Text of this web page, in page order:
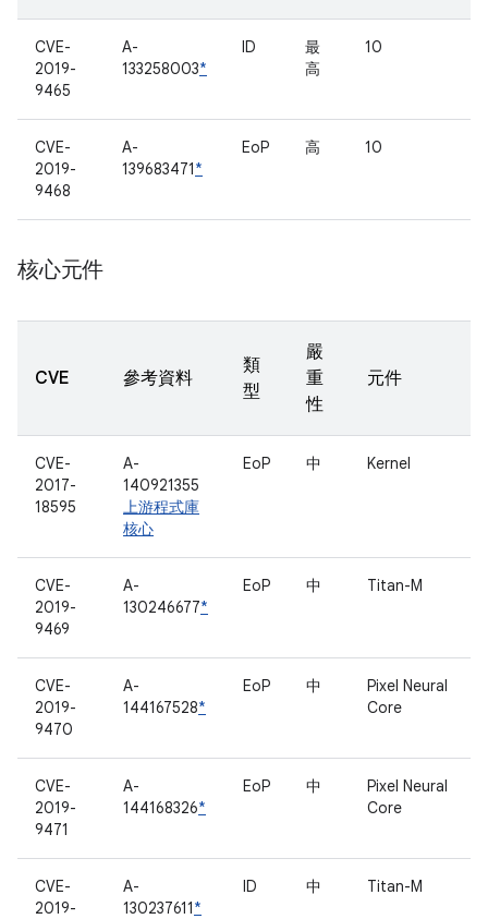
CVE-
2019-
9465
A-
133258003*
ID
最
高
10
CVE-
2019-
9468
A-
139683471*
EoP 高 10
核心元件
CVE 參考資料
類
型
嚴
重
性
元件
CVE-
2017-
18595
A-
140921355
上游程式庫
核心
EoP 中 Kernel
CVE-
2019-
9469
A-
130246677*
EoP 中 Titan-M
CVE-
2019-
9470
A-
144167528*
EoP 中
Pixel Neural
Core
CVE-
2019-
9471
A-
144168326*
EoP 中
Pixel Neural
Core
CVE-
2019-
A-
130237611*
ID 中 Titan-M